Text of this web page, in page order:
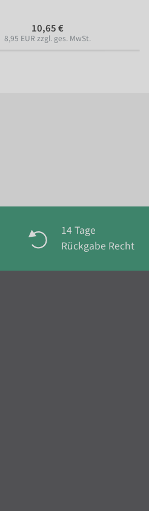
10,65 €
8,95 EUR zzgl. ges. MwSt.
14 Tage
Rückgabe Recht